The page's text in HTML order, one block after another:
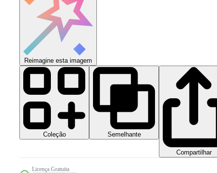
Reimagine esta imagem
Coleção Semelhante
Compartilhar
Licença Gratuita